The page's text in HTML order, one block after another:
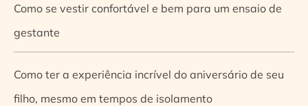
Como se vestir confortável e bem para um ensaio de
gestante
Como ter a experiência incrível do aniversário de seu
filho, mesmo em tempos de isolamento